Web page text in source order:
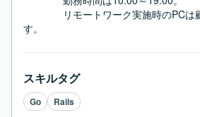
リモートワーク実施時のPCは顧
す。
スキルタグ
Go Rails